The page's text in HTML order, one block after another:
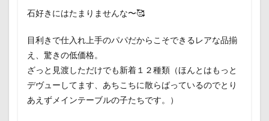
石好きにはたまりませんな〜🥰
目利きで仕入れ上手のパパだからこそできるレアな品揃
え、驚きの低価格。
ざっと見渡しただけでも新着１２種類（ほんとはもっと
デヴューしてます、あちこちに散らばっているのでとり
あえずメインテーブルの子たちです。）